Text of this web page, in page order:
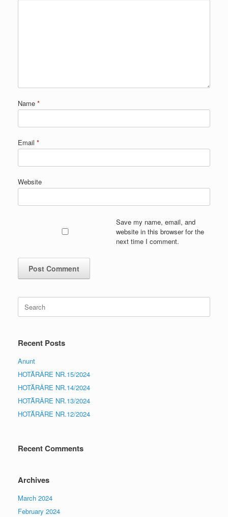
Name *
Email *
Website
Save my name, email, and
website in this browser for the
next time I comment.
Search
for:
Recent Posts
Anunt
HOTĂRÂRE NR.15/2024
HOTĂRÂRE NR.14/2024
HOTĂRÂRE NR.13/2024
HOTĂRÂRE NR.12/2024
Recent Comments
Archives
March 2024
February 2024